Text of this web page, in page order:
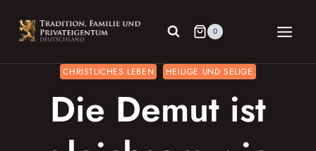
Inhalt
springen
0
CHRISTLICHES LEBEN HEILIGE UND SELIGE
Die Demut ist